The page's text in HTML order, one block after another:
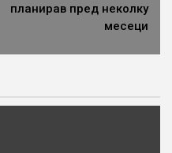
планирав пред неколку
месеци